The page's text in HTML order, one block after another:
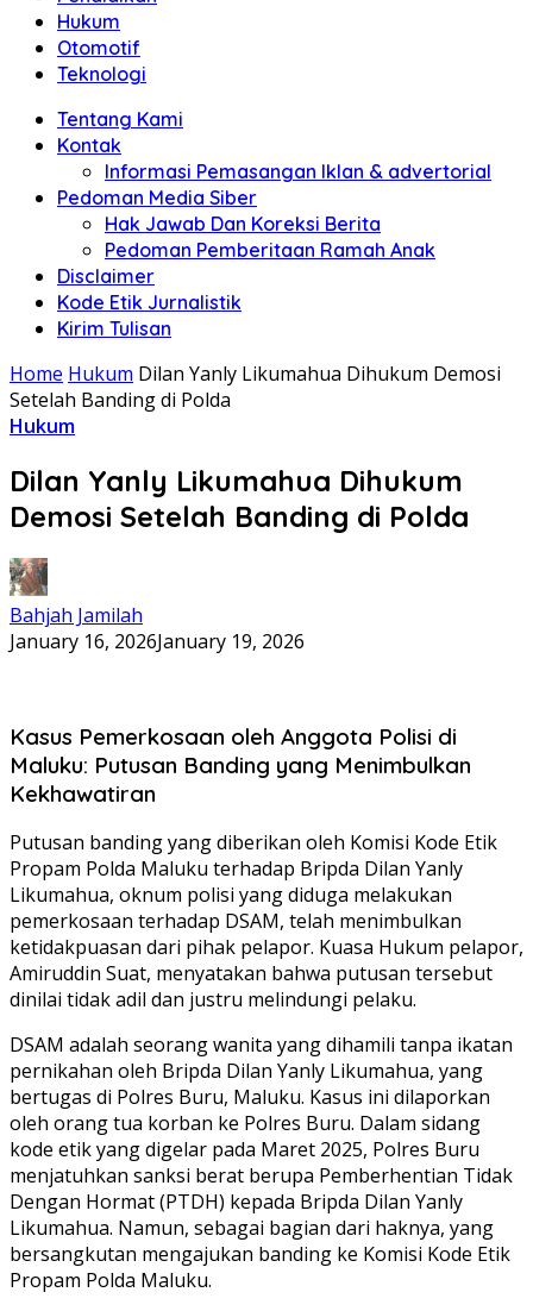
Hukum
Otomotif
Teknologi
Tentang Kami
Kontak
Informasi Pemasangan Iklan & advertorial
Pedoman Media Siber
Hak Jawab Dan Koreksi Berita
Pedoman Pemberitaan Ramah Anak
Disclaimer
Kode Etik Jurnalistik
Kirim Tulisan
Home Hukum Dilan Yanly Likumahua Dihukum Demosi
Setelah Banding di Polda
Hukum
Dilan Yanly Likumahua Dihukum
Demosi Setelah Banding di Polda
Bahjah Jamilah
January 16, 2026January 19, 2026
Kasus Pemerkosaan oleh Anggota Polisi di
Maluku: Putusan Banding yang Menimbulkan
Kekhawatiran
Putusan banding yang diberikan oleh Komisi Kode Etik
Propam Polda Maluku terhadap Bripda Dilan Yanly
Likumahua, oknum polisi yang diduga melakukan
pemerkosaan terhadap DSAM, telah menimbulkan
ketidakpuasan dari pihak pelapor. Kuasa Hukum pelapor,
Amiruddin Suat, menyatakan bahwa putusan tersebut
dinilai tidak adil dan justru melindungi pelaku.
DSAM adalah seorang wanita yang dihamili tanpa ikatan
pernikahan oleh Bripda Dilan Yanly Likumahua, yang
bertugas di Polres Buru, Maluku. Kasus ini dilaporkan
oleh orang tua korban ke Polres Buru. Dalam sidang
kode etik yang digelar pada Maret 2025, Polres Buru
menjatuhkan sanksi berat berupa Pemberhentian Tidak
Dengan Hormat (PTDH) kepada Bripda Dilan Yanly
Likumahua. Namun, sebagai bagian dari haknya, yang
bersangkutan mengajukan banding ke Komisi Kode Etik
Propam Polda Maluku.